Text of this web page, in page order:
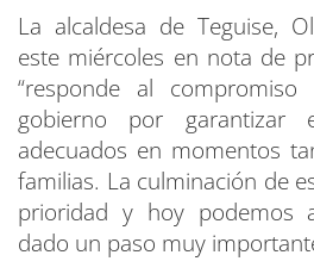
La alcaldesa de Teguise,
este miércoles en nota de
“responde al
gobierno por garantizar
adecuados en momentos
familias. La culminación de
prioridad y hoy podemos
dado un paso muy